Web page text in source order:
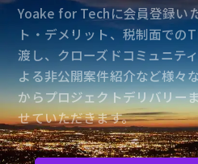
Yoake for Techに会員登録い
ト・デメリット、税制面での
渡し、クローズドコミュニテ
よる非公開案件紹介など様々
からプロジェクトデリバリー
せていただきます。